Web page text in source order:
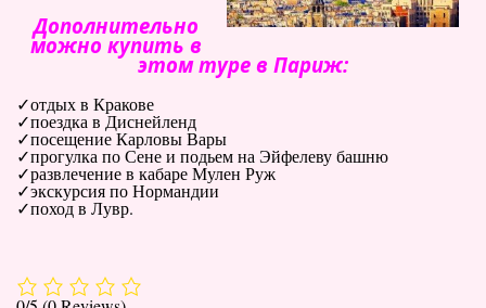
Дополнительно
можно купить в
этом туре в Париж:
отдых в Кракове
поездка в Диснейленд
посещение Карловы Вары
прогулка по Сене и подьем на Эйфелеву башню
развлечение в кабаре Мулен Руж
экскурсия по Нормандии
поход в Лувр.